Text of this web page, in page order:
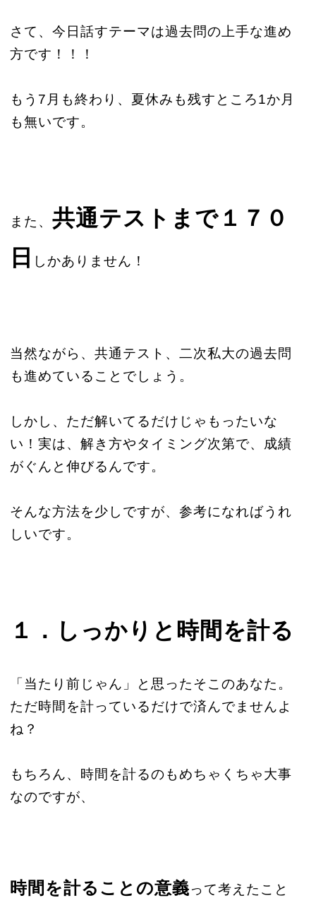
さて、今日話すテーマは過去問の上手な進め
方です！！！
もう7月も終わり、夏休みも残すところ1か月
も無いです。
また、 共通テストまで１７０
日
しかありません！
当然ながら、共通テスト、二次私大の過去問
も進めていることでしょう。
しかし、ただ解いてるだけじゃもったいな
い！実は、解き方やタイミング次第で、成績
がぐんと伸びるんです。
そんな方法を少しですが、参考になればうれ
しいです。
１．しっかりと時間を計る
「当たり前じゃん」と思ったそこのあなた。
ただ時間を計っているだけで済んでませんよ
ね？
もちろん、時間を計るのもめちゃくちゃ大事
なのですが、
時間を計ることの意義って考えたこと